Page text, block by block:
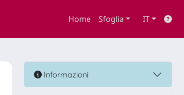
Home Sfoglia IT
Informazioni